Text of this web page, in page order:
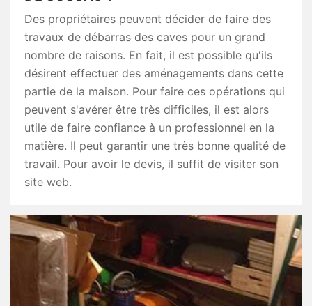
Des propriétaires peuvent décider de faire des
travaux de débarras des caves pour un grand
nombre de raisons. En fait, il est possible qu'ils
désirent effectuer des aménagements dans cette
partie de la maison. Pour faire ces opérations qui
peuvent s'avérer être très difficiles, il est alors
utile de faire confiance à un professionnel en la
matière. Il peut garantir une très bonne qualité de
travail. Pour avoir le devis, il suffit de visiter son
site web.